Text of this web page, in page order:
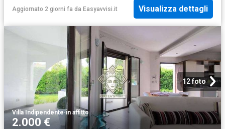
Aggiornato 2 giorni fa da Easyavvisi.it Visualizza dettagli
12 foto
Villa Indipendente·in affitto
2.000 €